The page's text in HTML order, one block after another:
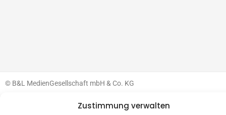
Zustimmung verwalten
© B&L MedienGesellschaft mbH & Co. KG